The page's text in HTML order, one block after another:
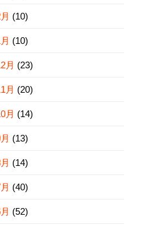
(10)
(10)
月 (23)
月 (20)
月 (14)
(13)
(14)
(40)
(52)